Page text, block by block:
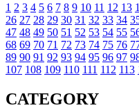
投
稿
の
ペ
ー
1 2 3 4 5 6 7 8 9 10 11 12 13
26 27 28 29 30 31 32 33 34
47 48 49 50 51 52 53 54 55
68 69 70 71 72 73 74 75 76
89 90 91 92 93 94 95 96 97
107 108 109 110 111 112 113
CATEGORY